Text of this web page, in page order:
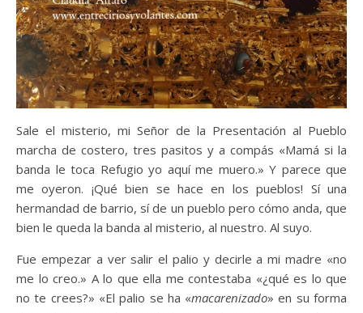
Sale el misterio, mi Señor de la Presentación al Pueblo
marcha de costero, tres pasitos y a compás «Mamá si la
banda le toca Refugio yo aquí me muero.» Y parece que
me oyeron. ¡Qué bien se hace en los pueblos! Sí una
hermandad de barrio, sí de un pueblo pero cómo anda, que
bien le queda la banda al misterio, al nuestro. Al suyo.
Fue empezar a ver salir el palio y decirle a mi madre «no
me lo creo.» A lo que ella me contestaba «¿qué es lo que
no te crees?» «El palio se ha «macarenizado» en su forma